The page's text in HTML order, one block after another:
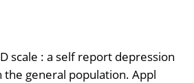
scale : a self report depression
the general population. Appl